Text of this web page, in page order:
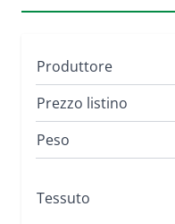
Produttore
Prezzo listino
Peso
Tessuto